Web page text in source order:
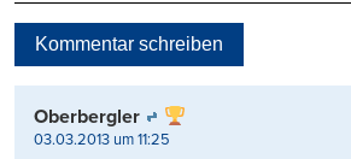
Kommentar schreiben
Oberbergler
03.03.2013 um 11:25